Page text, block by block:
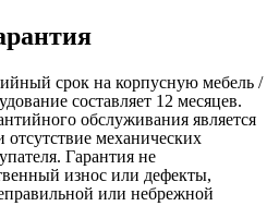
срок на корпусную мебель /
составляет 12 месяцев.
обслуживания является
отсутствие механических
Гарантия не
износ или дефекты,
или небрежной